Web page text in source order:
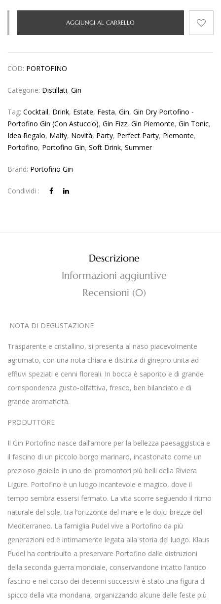
AGGIUNGI AL CARRELLO
COD: PORTOFINO
Categorie: Distillati, Gin
Tag: Cocktail, Drink, Estate, Festa, Gin, Gin Dry Portofino -
Portofino Gin (con Astuccio), Gin Fizz, Gin Piemonte, Gin Tonic,
Idea Regalo, Malfy, Novità, Party, Perfect Party, Piemonte,
Portofino, Portofino Gin, Soft Drink, Summer
Brand: Portofino Gin
Condividi :
Descrizione
Informazioni aggiuntive
Recensioni (0)
NOTA DI DEGUSTAZIONE
Trasparente e cristallino, si presenta al naso piacevolmente
agrumato, con una nota chiara e distinta di ginepro unita ad
effluvi speziati e cenni floreali. In bocca è saporito e di grande
corrispondenza gusto-olfattiva, fresco, ben bilanciato e di
grande aromaticità.
PRODUTTORE
Il Gin Portofino nasce dall’amore per la bellezza paesaggistica e
il fascino di un piccolo borgo marinaro, incastonato come un
prezioso gioiello in uno dei promontori più belli della Riviera
Ligure. Portofino è un luogo incantevole e magico, dove il
tempo sembra essersi fermato. La vita scorre seguendo il ritmo
naturale del sole, tra l’orizzonte del mare e le dolci brezze del
Mediterraneo. La famiglia Pudel vive a Portofino da più
generazioni ed è intimamente legata alla storia del luogo. Klaus
Pudel ha contribuito a preservare Portofino dalle distruzioni
della seconda guerra mondiale, conservandone intatto l’antico
fascino e nel corso dei decenni successivi è stato una figura di
spicco della vita mondana, organizzando alcune delle feste più